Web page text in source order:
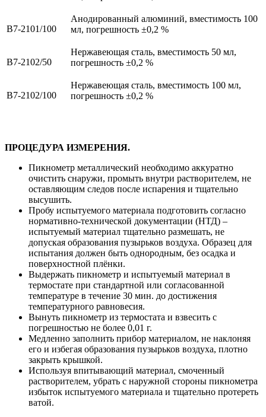
В7-2101/100
Анодированный алюминий, вместимость 100
мл, погрешность ±0,2 %
В7-2102/50
Нержавеющая сталь, вместимость 50 мл,
погрешность ±0,2 %
В7-2102/100
Нержавеющая сталь, вместимость 100 мл,
погрешность ±0,2 %
ПРОЦЕДУРА ИЗМЕРЕНИЯ.
Пикнометр металлический необходимо аккуратно
очистить снаружи, промыть внутри растворителем, не
оставляющим следов после испарения и тщательно
высушить.
Пробу испытуемого материала подготовить согласно
нормативно-технической документации (НТД) –
испытуемый материал тщательно размешать, не
допуская образования пузырьков воздуха. Образец для
испытания должен быть однородным, без осадка и
поверхностной плёнки.
Выдержать пикнометр и испытуемый материал в
термостате при стандартной или согласованной
температуре в течение 30 мин. до достижения
температурного равновесия.
Вынуть пикнометр из термостата и взвесить с
погрешностью не более 0,01 г.
Медленно заполнить прибор материалом, не наклоняя
его и избегая образования пузырьков воздуха, плотно
закрыть крышкой.
Используя впитывающий материал, смоченный
растворителем, убрать с наружной стороны пикнометра
избыток испытуемого материала и тщательно протереть
ватой.